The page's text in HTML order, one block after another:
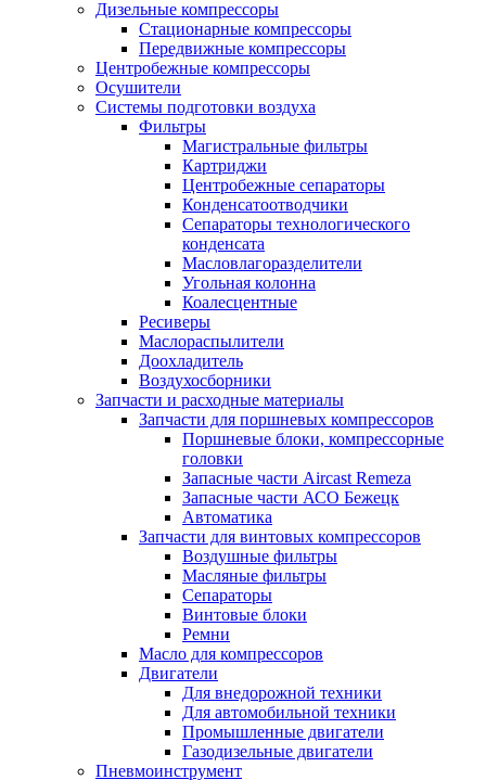
Дизельные компрессоры
Стационарные компрессоры
Передвижные компрессоры
Центробежные компрессоры
Осушители
Системы подготовки воздуха
Фильтры
Магистральные фильтры
Картриджи
Центробежные сепараторы
Конденсатоотводчики
Сепараторы технологического
конденсата
Масловлагоразделители
Угольная колонна
Коалесцентные
Ресиверы
Маслораспылители
Доохладитель
Воздухосборники
Запчасти и расходные материалы
Запчасти для поршневых компрессоров
Поршневые блоки, компрессорные
головки
Запасные части Aircast Remeza
Запасные части АСО Бежецк
Автоматика
Запчасти для винтовых компрессоров
Воздушные фильтры
Масляные фильтры
Сепараторы
Винтовые блоки
Ремни
Масло для компрессоров
Двигатели
Для внедорожной техники
Для автомобильной техники
Промышленные двигатели
Газодизельные двигатели
Пневмоинструмент